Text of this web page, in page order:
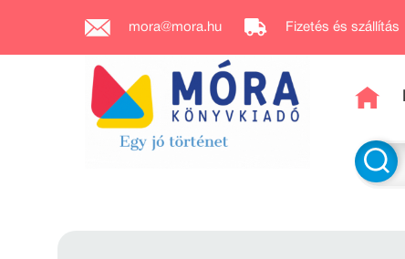
mora@mora.hu Fizetés és szállítás